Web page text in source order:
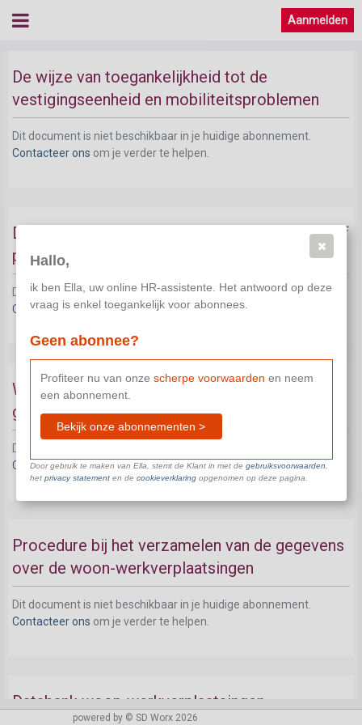
Aanmelden
De wijze van toegankelijkheid tot de
vestigingseenheid en mobiliteitsproblemen
Dit document is niet beschikbaar in je huidige abonnement.
Contacteer ons om je verder te helpen.
De maatregelen die de werkgever reeds nam of
plant op het vlak van mobiliteitsbeheer
Dit document is niet beschikbaar in je huidige abonnement.
Contacteer onsom je verder te helpen.
Waarborgen privacy bij het verzamelen van de
gegevens over de woon-werkverplaatsingen
Dit document is niet beschikbaar in je huidige abonnement.
Contacteer onsom je verder te helpen.
Procedure bij het verzamelen van de gegevens
over de woon-werkverplaatsingen
Dit document is niet beschikbaar in je huidige abonnement.
Contacteer ons om je verder te helpen.
Databank woon-werkverplaatsingen
powered by © SD Worx 2026
Hallo,
ik ben Ella, uw online HR-assistente. Het antwoord op deze
vraag is enkel toegankelijk voor abonnees.
Geen abonnee?
Profiteer nu van onze scherpe voorwaarden en neem
een abonnement.
Bekijk onze abonnementen >
Door gebruik te maken van Ella, stemt de Klant in met de gebruiksvoorwaarden
het privacy statementen de cookieverklaringopgenomen op deze pagina.